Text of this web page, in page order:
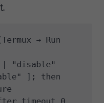
→ Run
| "disable"
]; then